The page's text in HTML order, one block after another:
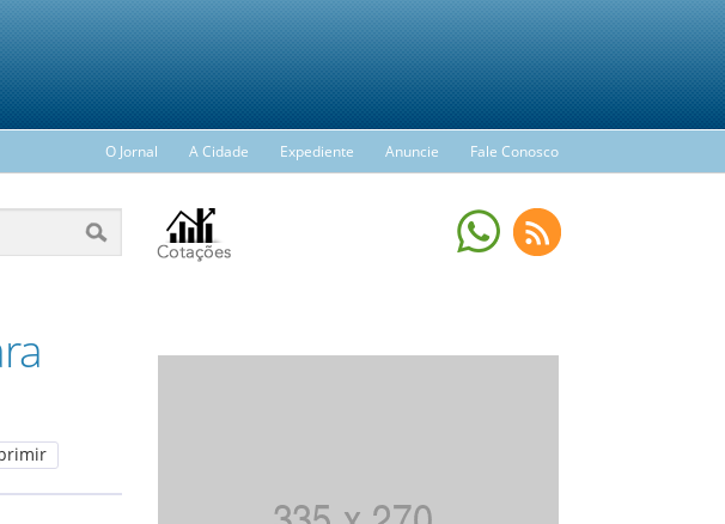
O Jornal A Cidade Expediente Anuncie Fale Conosco